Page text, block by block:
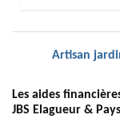
Artisan
Les aides
JBS Elagueur &